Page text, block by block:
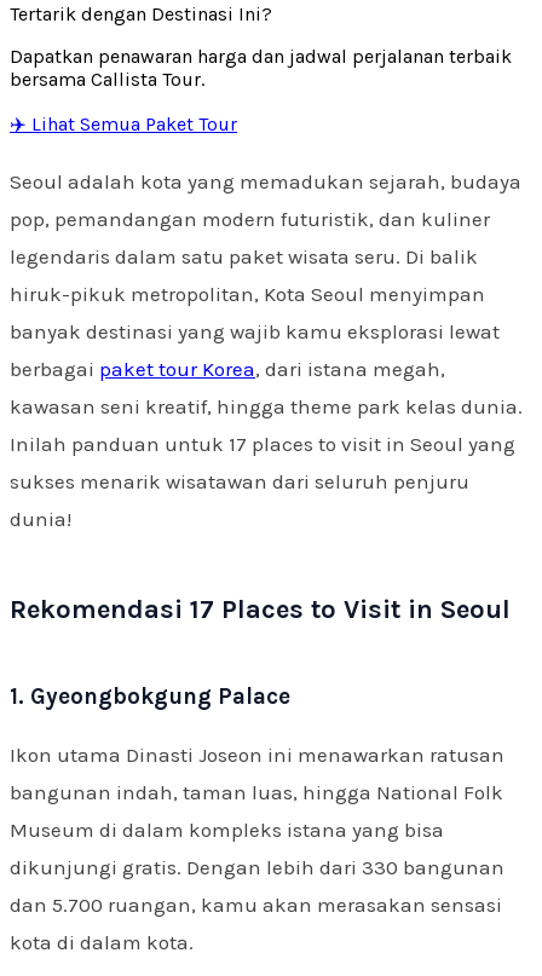
Tertarik dengan Destinasi Ini?
Dapatkan penawaran harga dan jadwal perjalanan terbaik
bersama Callista Tour.
✈️ Lihat Semua Paket Tour
Seoul adalah kota yang memadukan sejarah, budaya
pop, pemandangan modern futuristik, dan kuliner
legendaris dalam satu paket wisata seru. Di balik
hiruk-pikuk metropolitan, Kota Seoul menyimpan
banyak destinasi yang wajib kamu eksplorasi lewat
berbagai paket tour Korea, dari istana megah,
kawasan seni kreatif, hingga theme park kelas dunia.
Inilah panduan untuk 17 places to visit in Seoul yang
sukses menarik wisatawan dari seluruh penjuru
dunia!
Rekomendasi 17 Places to Visit in Seoul
1. Gyeongbokgung Palace
Ikon utama Dinasti Joseon ini menawarkan ratusan
bangunan indah, taman luas, hingga National Folk
Museum di dalam kompleks istana yang bisa
dikunjungi gratis. Dengan lebih dari 330 bangunan
dan 5.700 ruangan, kamu akan merasakan sensasi
kota di dalam kota.